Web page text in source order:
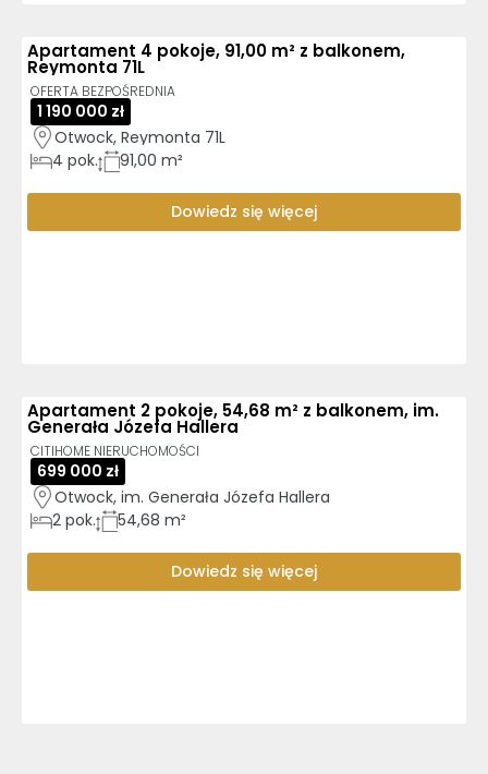
Apartament 4 pokoje, 91,00 m² z balkonem,
Reymonta 71L
OFERTA BEZPOŚREDNIA
1 190 000 zł
Otwock, Reymonta 71L
4 pok. 91,00 m²
Dowiedz się więcej
Apartament 2 pokoje, 54,68 m² z balkonem, im.
Generała Józefa Hallera
CITIHOME NIERUCHOMOŚCI
699 000 zł
Otwock, im. Generała Józefa Hallera
2 pok. 54,68 m²
Dowiedz się więcej